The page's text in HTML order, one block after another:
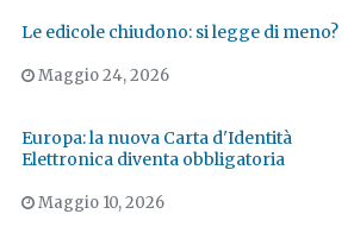
Le edicole chiudono: si legge di meno?
Maggio 24, 2026
Europa: la nuova Carta d'Identità
Elettronica diventa obbligatoria
Maggio 10, 2026